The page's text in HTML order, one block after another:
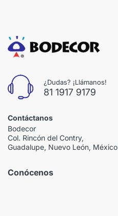
¿Dudas? ¡Llámanos!
81 1917 9179
Contáctanos
Bodecor
Col. Rincón del Contry,
Guadalupe, Nuevo León, México
Conócenos